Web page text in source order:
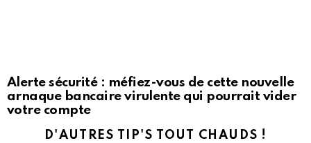
Alerte sécurité : méfiez-vous de cette nouvelle
arnaque bancaire virulente qui pourrait vider
votre compte
D'AUTRES TIP'S TOUT CHAUDS !